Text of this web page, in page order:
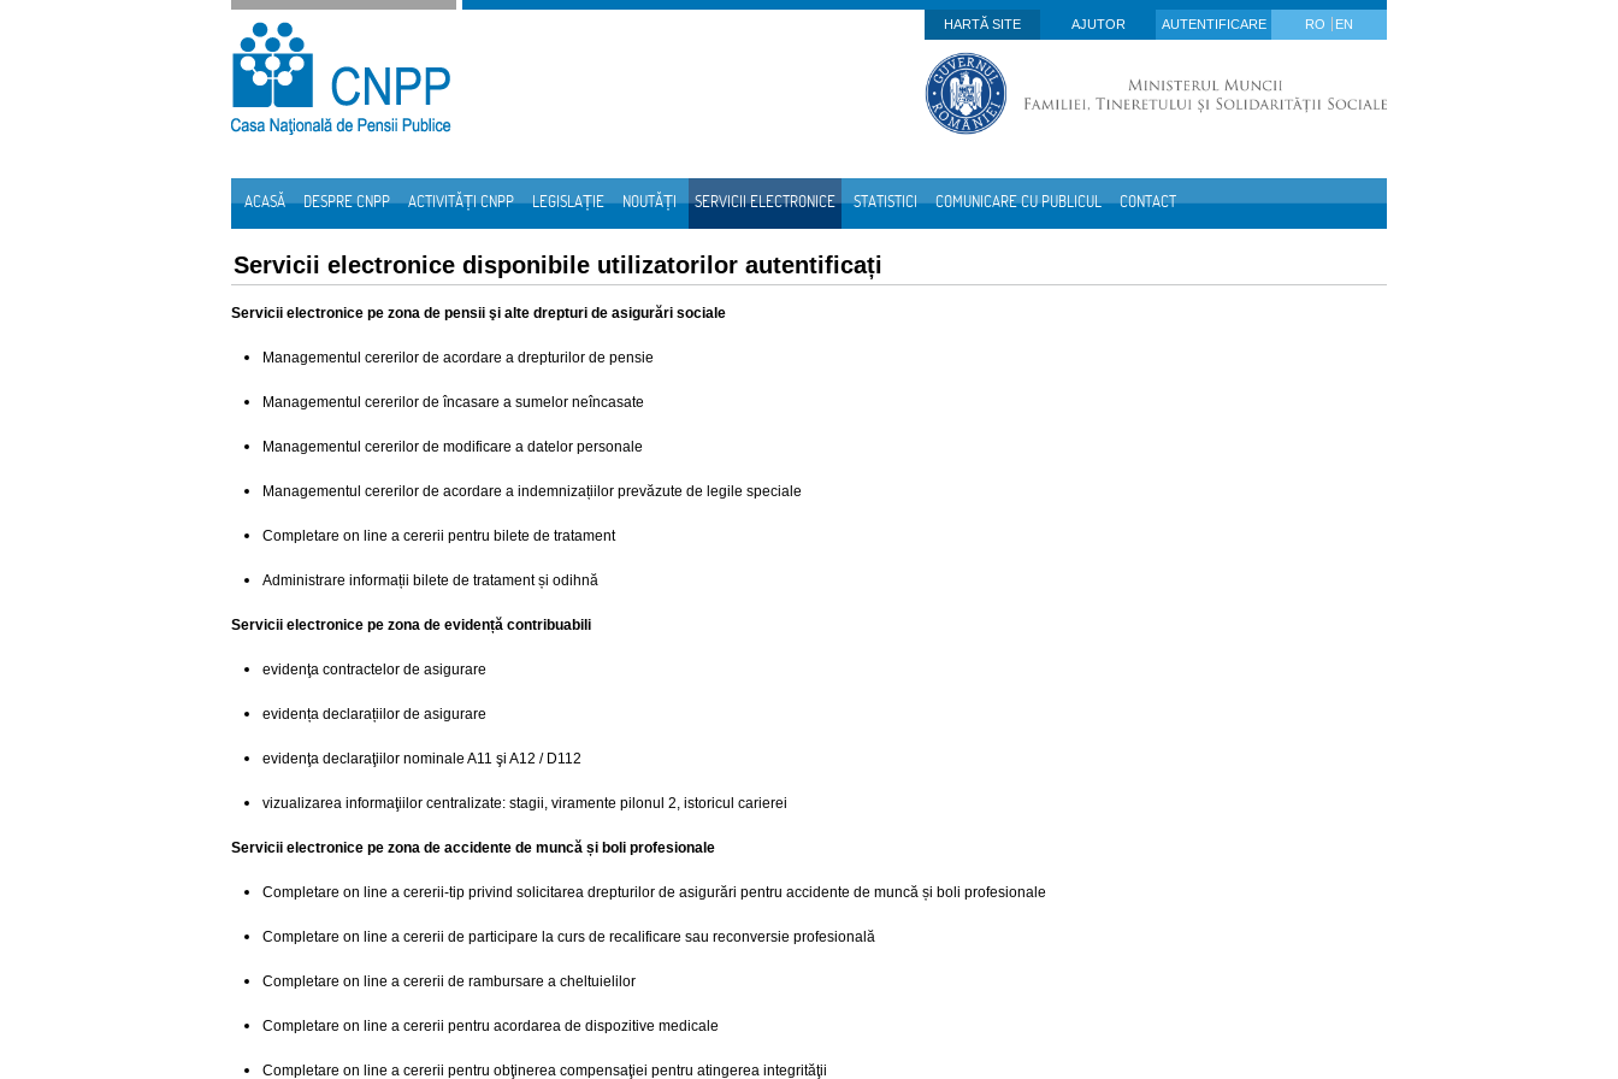
Sari la continut
HARTĂ SITE
AJUTOR AUTENTIFICARE RO EN
ACASĂ DESPRE CNPP ACTIVITĂȚI CNPP LEGISLAȚIE NOUTĂȚI SERVICII ELECTRONICE STATISTICI COMUNICARE CU PUBLICUL CONTACT
Servicii electronice disponibile utilizatorilor autentificați
Servicii electronice pe zona de pensii şi alte drepturi de asigurări sociale
Managementul cererilor de acordare a drepturilor de pensie
Managementul cererilor de încasare a sumelor neîncasate
Managementul cererilor de modificare a datelor personale
Managementul cererilor de acordare a indemnizațiilor prevăzute de legile speciale
Completare on line a cererii pentru bilete de tratament
Administrare informații bilete de tratament și odihnă
Servicii electronice pe zona de evidență contribuabili
evidenţa contractelor de asigurare
evidența declarațiilor de asigurare
evidenţa declaraţiilor nominale A11 şi A12 / D112
vizualizarea informaţiilor centralizate: stagii, viramente pilonul 2, istoricul carierei
Servicii electronice pe zona de accidente de muncă și boli profesionale
Completare on line a cererii-tip privind solicitarea drepturilor de asigurări pentru accidente de muncă și boli profesionale
Completare on line a cererii de participare la curs de recalificare sau reconversie profesională
Completare on line a cererii de rambursare a cheltuielilor
Completare on line a cererii pentru acordarea de dispozitive medicale
Completare on line a cererii pentru obţinerea compensaţiei pentru atingerea integrităţii